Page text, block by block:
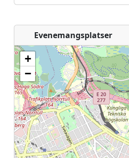
Evenemangsplatser
+
−